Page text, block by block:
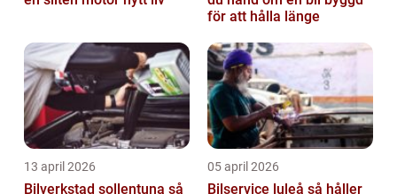
för att hålla länge
13 april 2026
Bilverkstad sollentuna så
05 april 2026
Bilservice luleå så håller